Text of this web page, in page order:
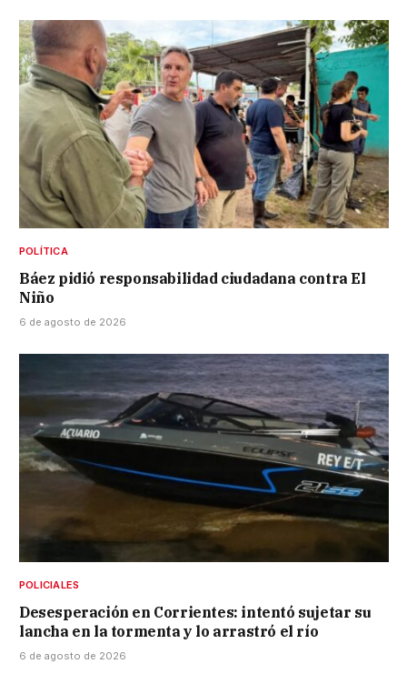
POLÍTICA
Báez pidió responsabilidad ciudadana contra El
Niño
6 de agosto de 2026
POLICIALES
Desesperación en Corrientes: intentó sujetar su
lancha en la tormenta y lo arrastró el río
6 de agosto de 2026